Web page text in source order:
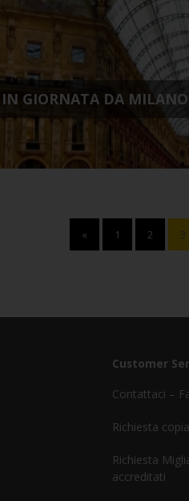
GIORNATA DA MILANO
« 1 2 3
Customer
Contattaci –
Richiesta
Richiesta
accreditati